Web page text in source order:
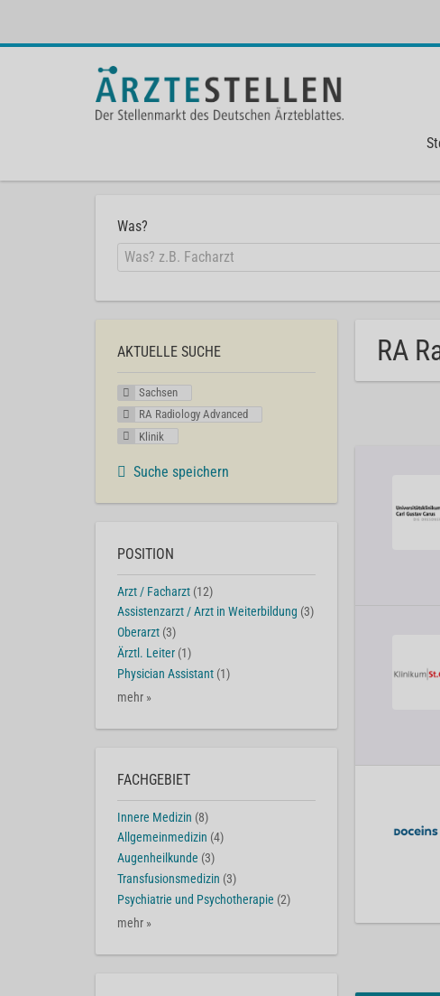
Was?
RA
AKTUELLE SUCHE
Sachsen
RA Radiology Advanced
Klinik
Suche speichern
POSITION
Arzt / Facharzt (12)
Assistenzarzt / Arzt in Weiterbildung (3)
Oberarzt (3)
Ärztl. Leiter (1)
Physician Assistant (1)
mehr »
FACHGEBIET
Innere Medizin (8)
Allgemeinmedizin (4)
Augenheilkunde (3)
Transfusionsmedizin (3)
Psychiatrie und Psychotherapie (2)
mehr »